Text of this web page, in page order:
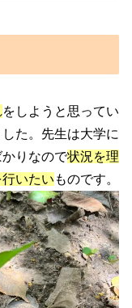
をしようと思ってい
した。先生は大学に
りなので状況を理
いたい ものです。